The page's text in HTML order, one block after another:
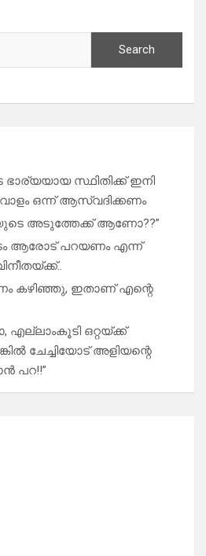
Search
സ്ഥിതിക്ക് ഇനി
ഒന്ന് ആസ്വദിക്കണം
അടുത്തേക്ക് ആണോ??”
ആരോട് പറയണം എന്ന്
കഴിഞ്ഞു, ഇതാണ് എന്റെ
എല്ലാംകൂടി ഒറ്റയ്ക്ക്
ചേച്ചിയോട് അളിയന്റെ
പറ!!”